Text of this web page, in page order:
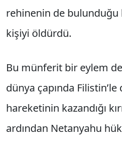
rehinenin de bulunduğu
kişiyi öldürdü.
Bu münferit bir eylem
dünya çapında Filistin’le
hareketinin kazandığı
ardından Netanyahu